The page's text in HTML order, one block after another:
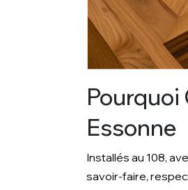
Pourquoi
Essonne
Installés au 108,
savoir-faire,